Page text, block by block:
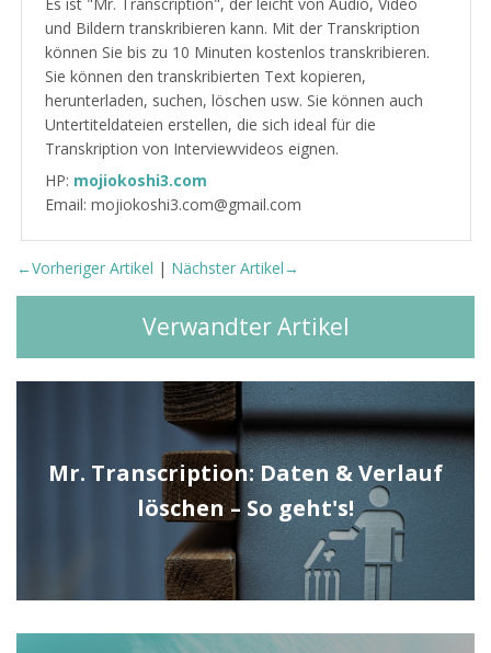
und Bildern transkribieren kann. Mit der Transkription
können Sie bis zu 10 Minuten kostenlos transkribieren.
Sie können den transkribierten Text kopieren,
herunterladen, suchen, löschen usw. Sie können auch
Untertiteldateien erstellen, die sich ideal für die
Transkription von Interviewvideos eignen.
HP: mojiokoshi3.com
Email: mojiokoshi3.com@gmail.com
←Vorheriger Artikel | Nächster Artikel→
Verwandter Artikel
Mr. Transcription: Daten & Verlauf
löschen – So geht's!